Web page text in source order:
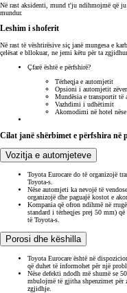
Në rast aksidenti, mund t'ju ndihmojmë që
mundur.
Leshim i shoferit
Në rast të vështirësive siç janë mungesa e
çelësat e bllokuar, ne jemi këtu për ta zgjidhur
Çfarë është e përfshirë?
Tërheqja e automjetit
Opsioni i automjetit
Mundësia e transportit të
Vazhdimi i udhëtimit
Akomodimi në hotel
Cilat janë shërbimet e përfshira në
Vozitja e automjeteve
Toyota Eurocare do të organizojë
Toyota-s.
Nëse automjeti ka nevojë të
organizojë dhe paguajë kostot e
Kompania që ofron ndihmë në
standard i tërheqjes prej 50 mm)
të Toyota-s.
Porosi dhe këshilla
Toyota Eurocare është në
që duhet të informohet për një
Nëse defekti ndodh më shumë se
mbulojmë të gjitha shpenzimet
zgjidhje.